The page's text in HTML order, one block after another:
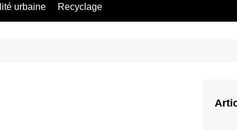
urbaine Recyclage